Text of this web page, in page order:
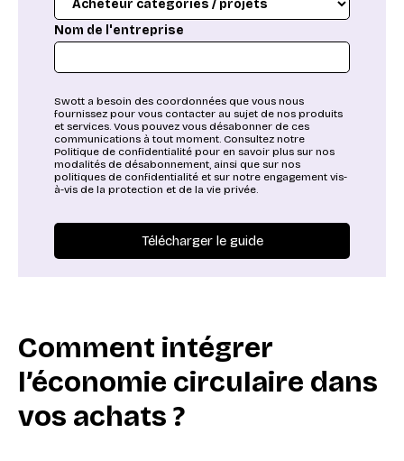
Nom de l'entreprise
Swott a besoin des coordonnées que vous nous
fournissez pour vous contacter au sujet de nos produits
et services. Vous pouvez vous désabonner de ces
communications à tout moment. Consultez notre
Politique de confidentialité pour en savoir plus sur nos
modalités de désabonnement, ainsi que sur nos
politiques de confidentialité et sur notre engagement vis-
à-vis de la protection et de la vie privée.
Comment intégrer
l’économie circulaire dans
vos achats ?